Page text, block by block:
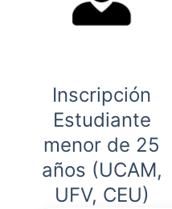
Inscripción
Estudiante
menor de 25
años (UCAM,
UFV, CEU)